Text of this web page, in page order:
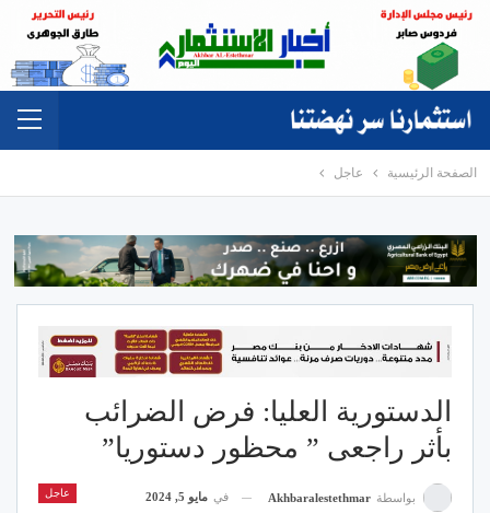
الصفحة الرئيسية عاجل
الدستورية العليا: فرض الضرائب
بأثر راجعى ” محظور دستوريا”
عاجل بواسطة Akhbaralestethmar في مايو 5, 2024